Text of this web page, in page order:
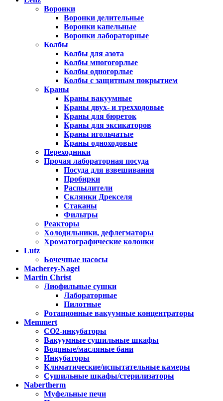
Воронки
Воронки делительные
Воронки капельные
Воронки лабораторные
Колбы
Колбы для азота
Колбы многогорлые
Колбы одногорлые
Колбы с защитным покрытием
Краны
Краны вакуумные
Краны двух- и трехходовые
Краны для бюреток
Краны для эксикаторов
Краны игольчатые
Краны одноходовые
Переходники
Прочая лабораторная посуда
Посуда для взвешивания
Пробирки
Распылители
Склянки Дрекселя
Стаканы
Фильтры
Реакторы
Холодильники, дефлегматоры
Хроматографические колонки
Lutz
Бочечные насосы
Macherey-Nagel
Martin Christ
Лиофильные сушки
Лабораторные
Пилотные
Ротационные вакуумные концентраторы
Memmert
CO2-инкубаторы
Вакуумные сушильные шкафы
Водяные/масляные бани
Инкубаторы
Климатические/испытательные камеры
Сушильные шкафы/стерилизаторы
Nabertherm
Муфельные печи